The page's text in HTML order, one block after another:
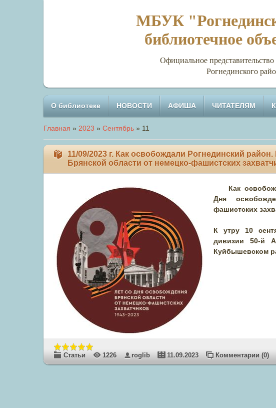
МБУК
библиотечное
Официальное представительство в
Рогнединского
О библиотеке НОВОСТИ АФИША ЧИТАТЕЛЯМ
Главная » 2023 » Сентябрь » 11
11/09/2023 г. Как освобождали Рогнединский
Брянской области от немецко-фашистских
Как
Дня
фашистских
К утру 10
дивизии 50-й
Куйбышевском
Статьи 1226 roglib 11.09.2023 Комментарии (0)